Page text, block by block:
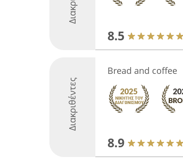
8.5
Διακριθέντες
Bread and coffee
8.9